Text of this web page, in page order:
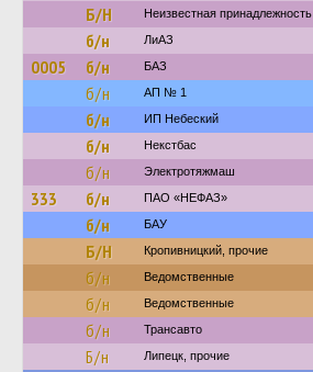
Б/Н Неизвестная принадлежность
б/н ЛиАЗ
0005 б/н БАЗ
б/н АП № 1
б/н ИП Небеский
б/н Некстбас
б/н Электротяжмаш
333 б/н ПАО «НЕФАЗ»
б/н БАУ
Б/Н Кропивницкий, прочие
б/н Ведомственные
б/н Ведомственные
б/н Трансавто
Б/н Липецк, прочие